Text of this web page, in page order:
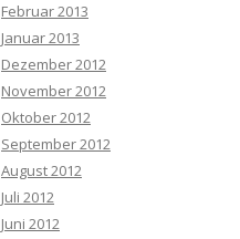
Februar 2013
Januar 2013
Dezember 2012
November 2012
Oktober 2012
September 2012
August 2012
Juli 2012
Juni 2012